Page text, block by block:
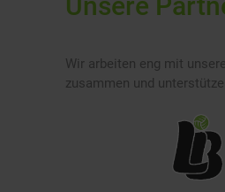
Wir arbeiten eng mit
zusammen und